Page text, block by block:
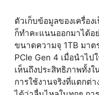
ตัวเก็บข้อมูลของเครื่อง
ก็ทำคะแนนออกมาได้อ
ขนาดความจุ 1TB มาต
PCIe Gen 4 เมื่อนำไป
เห็นถึงประสิทธิภาพทั้ง
การใช้งานจริงที่แตกต่า